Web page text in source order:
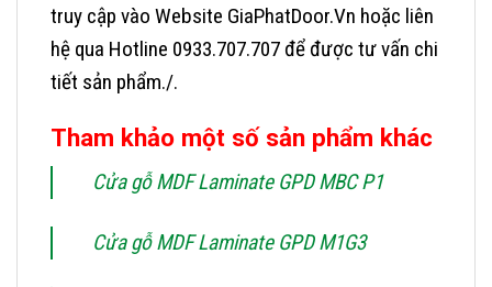
truy cập vào Website GiaPhatDoor.Vn hoặc liên
hệ qua Hotline 0933.707.707 để được tư vấn chi
tiết sản phẩm./.
Tham khảo một số sản phẩm khác
Cửa gỗ MDF Laminate GPD MBC P1
Cửa gỗ MDF Laminate GPD M1G3